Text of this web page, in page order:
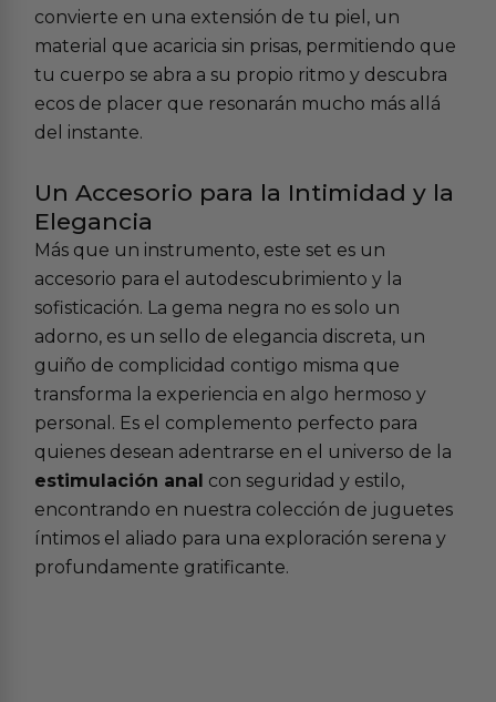
convierte en una extensión de tu piel, un
material que acaricia sin prisas, permitiendo que
tu cuerpo se abra a su propio ritmo y descubra
ecos de placer que resonarán mucho más allá
del instante.
Un Accesorio para la Intimidad y la
Elegancia
Más que un instrumento, este set es un
accesorio para el autodescubrimiento y la
sofisticación. La gema negra no es solo un
adorno, es un sello de elegancia discreta, un
guiño de complicidad contigo misma que
transforma la experiencia en algo hermoso y
personal. Es el complemento perfecto para
quienes desean adentrarse en el universo de la
estimulación anal con seguridad y estilo,
encontrando en nuestra colección de juguetes
íntimos el aliado para una exploración serena y
profundamente gratificante.